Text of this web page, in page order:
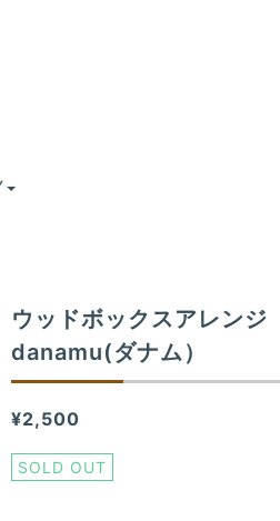
ウッドボックスアレンジ
danamu(ダナム）
¥2,500
SOLD OUT